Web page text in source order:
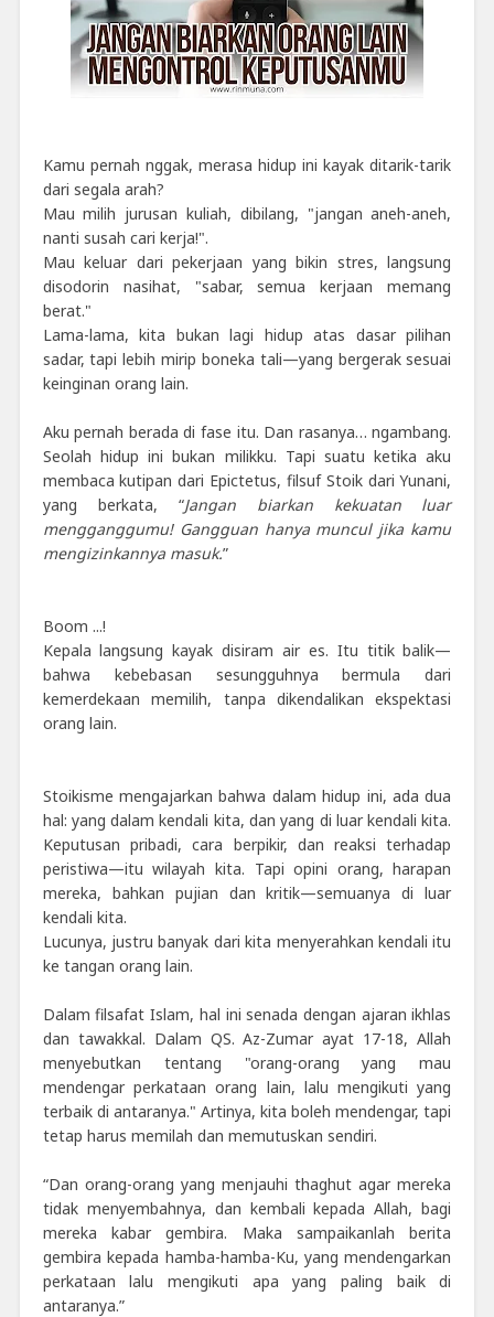
Kamu pernah nggak, merasa hidup ini kayak ditarik-tarik
dari segala arah?
Mau milih jurusan kuliah, dibilang, "jangan aneh-aneh,
nanti susah cari kerja!".
Mau keluar dari pekerjaan yang bikin stres, langsung
disodorin nasihat, "sabar, semua kerjaan memang
berat."
Lama-lama, kita bukan lagi hidup atas dasar pilihan
sadar, tapi lebih mirip boneka tali—yang bergerak sesuai
keinginan orang lain.
Aku pernah berada di fase itu. Dan rasanya… ngambang.
Seolah hidup ini bukan milikku. Tapi suatu ketika aku
membaca kutipan dari Epictetus, filsuf Stoik dari Yunani,
yang berkata, “Jangan biarkan kekuatan luar
mengganggumu! Gangguan hanya muncul jika kamu
mengizinkannya masuk.”
Boom ...!
Kepala langsung kayak disiram air es. Itu titik balik—
bahwa kebebasan sesungguhnya bermula dari
kemerdekaan memilih, tanpa dikendalikan ekspektasi
orang lain.
Stoikisme mengajarkan bahwa dalam hidup ini, ada dua
hal: yang dalam kendali kita, dan yang di luar kendali kita.
Keputusan pribadi, cara berpikir, dan reaksi terhadap
peristiwa—itu wilayah kita. Tapi opini orang, harapan
mereka, bahkan pujian dan kritik—semuanya di luar
kendali kita.
Lucunya, justru banyak dari kita menyerahkan kendali itu
ke tangan orang lain.
Dalam filsafat Islam, hal ini senada dengan ajaran ikhlas
dan tawakkal. Dalam QS. Az-Zumar ayat 17-18, Allah
menyebutkan tentang "orang-orang yang mau
mendengar perkataan orang lain, lalu mengikuti yang
terbaik di antaranya." Artinya, kita boleh mendengar, tapi
tetap harus memilah dan memutuskan sendiri.
“Dan orang-orang yang menjauhi thaghut agar mereka
tidak menyembahnya, dan kembali kepada Allah, bagi
mereka kabar gembira. Maka sampaikanlah berita
gembira kepada hamba-hamba-Ku, yang mendengarkan
perkataan lalu mengikuti apa yang paling baik di
antaranya.”